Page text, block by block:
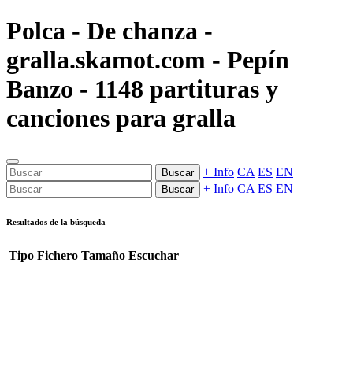
Polca - De chanza -
gralla.skamot.com - Pepín
Banzo - 1148 partituras y
canciones para gralla
Buscar + Info CA ES EN
Buscar + Info CA ES EN
Resultados de la búsqueda
Tipo Fichero Tamaño Escuchar